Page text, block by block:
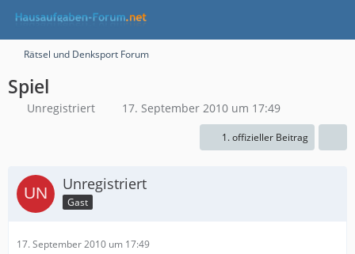
Rätsel und Denksport Forum
Spiel
Unregistriert 17. September 2010 um 17:49
1. offizieller Beitrag
Unregistriert
Gast
17. September 2010 um 17:49